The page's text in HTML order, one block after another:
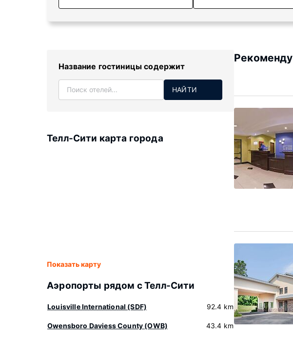
Название гостиницы содержит
НАЙТИ
Телл-Сити карта города
Показать карту
Аэропорты рядом с Телл-Сити
Louisville International (SDF) 92.4 km
Owensboro Daviess County (OWB) 43.4 km